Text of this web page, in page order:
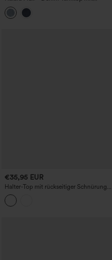
Rundhalsausschnitt
€35,95 EUR
Halter-Top mit rückseitiger Schnürung
und integriertem BH – lässiges Tanktop